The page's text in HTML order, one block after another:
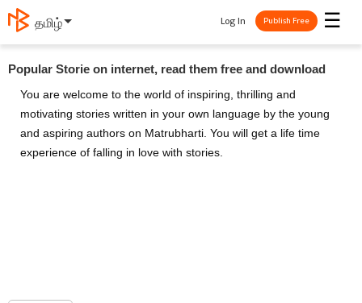
தமிழ் ☰
Log In Publish Free
Popular Storie on internet, read them free and download
You are welcome to the world of inspiring, thrilling and
motivating stories written in your own language by the young
and aspiring authors on Matrubharti. You will get a life time
experience of falling in love with stories.